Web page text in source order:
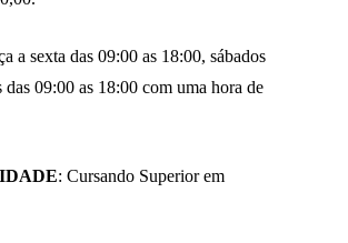
a sexta das 09:00 as 18:00, sábados
09:00 as 18:00 com uma hora de
: Cursando Superior em